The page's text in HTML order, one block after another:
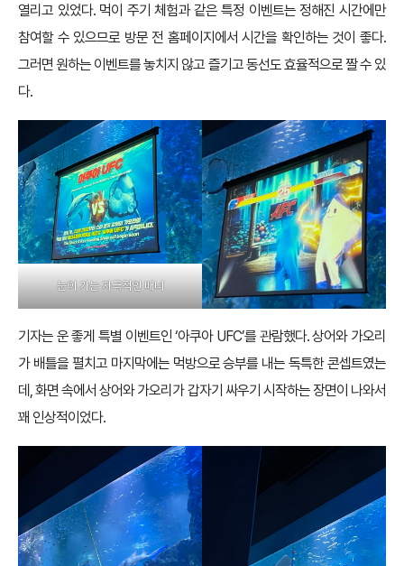
열리고 있었다. 먹이 주기 체험과 같은 특정 이벤트는 정해진 시간에만
참여할 수 있으므로 방문 전 홈페이지에서 시간을 확인하는 것이 좋다.
그러면 원하는 이벤트를 놓치지 않고 즐기고 동선도 효율적으로 짤 수 있
다.
눈이 가는 자극적인 배너
기자는 운 좋게 특별 이벤트인 ‘아쿠아 UFC’를 관람했다. 상어와 가오리
가 배틀을 펼치고 마지막에는 먹방으로 승부를 내는 독특한 콘셉트였는
데, 화면 속에서 상어와 가오리가 갑자기 싸우기 시작하는 장면이 나와서
꽤 인상적이었다.